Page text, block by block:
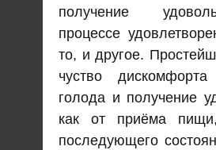
получение
процессе
то, и другое.
чуство
голода и получение
как от приёма
последующего